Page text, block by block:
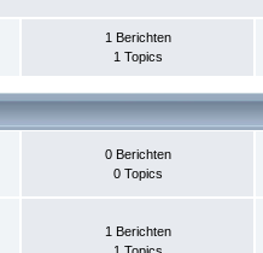
1 Berichten
1 Topics
0 Berichten
0 Topics
1 Berichten